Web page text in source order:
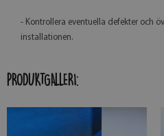
- Kontrollera eventuella defekter och
installationen.
PRODUKTGALLERI: